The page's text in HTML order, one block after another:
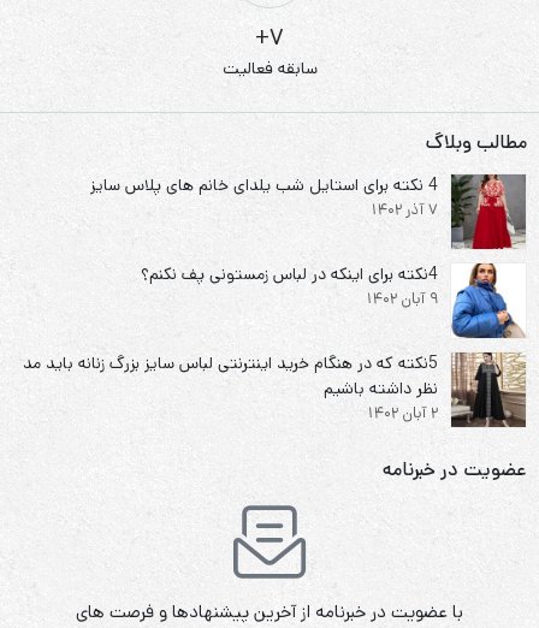
7+
سابقه فعالیت
مطالب وبلاگ
4 نکته برای استایل شب یلدای خانم های پلاس سایز
7 آذر 1402
4نکته برای اینکه در لباس زمستونی پف نکنم؟
9 آبان 1402
5نکته که در هنگام خرید اینترنتی لباس سایز بزرگ زنانه باید مد
نظر داشته باشیم
2 آبان 1402
عضویت در خبرنامه
با عضویت در خبرنامه از آخرین پیشنهادها و فرصت های